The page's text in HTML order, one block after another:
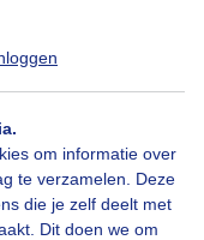
om informatie over
te verzamelen. Deze
die je zelf deelt met
Dit doen we om